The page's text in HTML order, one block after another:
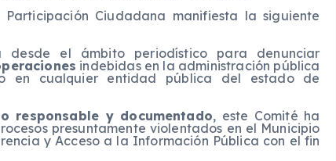
Ciudadana manifiesta la siguiente
desde el ámbito periodístico para denunciar
indebidas en la administración pública
en cualquier entidad pública del estado de
responsable y documentado, este Comité ha
presuntamente violentados en el Municipio
y Acceso a la Información Pública con el fin